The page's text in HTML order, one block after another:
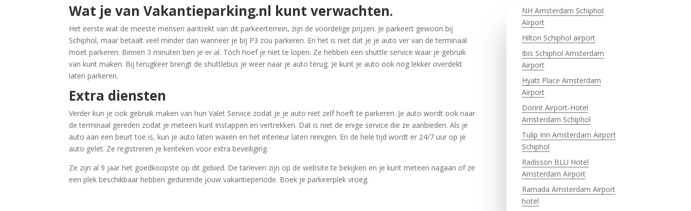
Wat je van Vakantieparking.nl kunt verwachten.
Het eerste wat de meeste mensen aantrekt van dit parkeerterrein, zijn de voordelige prijzen. Je parkeert gewoon bij
Schiphol, maar betaalt veel minder dan wanneer je bij P3 zou parkeren. En het is niet dat je je auto ver van de terminaal
moet parkeren. Binnen 3 minuten ben je er al. Toch hoef je niet te lopen. Ze hebben een shuttle service waar je gebruik
van kunt maken. Bij terugkeer brengt de shuttlebus je weer naar je auto terug. Je kunt je auto ook nog lekker overdekt
laten parkeren.
Extra diensten
Verder kun je ook gebruik maken van hun Valet Service zodat je je auto niet zelf hoeft te parkeren. Je auto wordt ook naar
de terminaal gereden zodat je meteen kunt instappen en vertrekken. Dat is niet de enige service die ze aanbieden. Als je
auto aan een beurt toe is, kun je auto laten waxen en het interieur laten reinigen. En de hele tijd wordt er 24/7 uur op je
auto gelet. Ze registreren je kenteken voor extra beveiliging.
Ze zijn al 9 jaar het goedkoopste op dit gebied. De tarieven zijn op de website te bekijken en je kunt meteen nagaan of ze
een plek beschikbaar hebben gedurende jouw vakantieperiode. Boek je parkeerplek vroeg.
NH Amsterdam Schiphol
Airport
Hilton Schiphol airport
Ibis Schiphol Amsterdam
Airport
Hyatt Place Amsterdam
Airport
Dorint Airport-Hotel
Amsterdam Schiphol
Tulip Inn Amsterdam Airport
Schiphol
Radisson BLU Hotel
Amsterdam Airport
Ramada Amsterdam Airport
hotel